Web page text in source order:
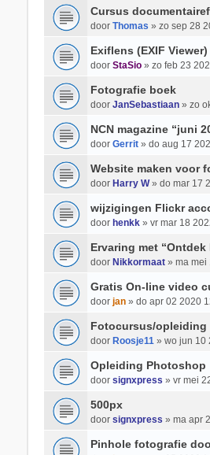
Cursus
door Thomas » zo sep 28
Exiflens (EXIF Viewer)
door StaSio» zo feb 23
Fotografie boek
door JanSebastiaan» zo
NCN magazine “juni
door Gerrit» do aug 17
Website maken voor
door Harry W» do mar 17
wijzigingen Flickr
door henkk» vr mar 18
Ervaring met
door Nikkormaat» ma mei
Gratis On-line video
door jan» do apr 02 2020
Fotocursus/opleiding
door Roosje11» wo jun 10
Opleiding Photoshop
door signxpress » vr mei
500px
door signxpress » ma apr
Pinhole fotografie